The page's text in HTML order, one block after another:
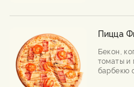
Пицца
Бекон,
томаты и
барбекю